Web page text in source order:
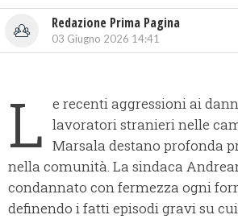
Redazione Prima Pagina
03 Giugno 2026 14:41
L e recenti aggressioni ai
lavoratori stranieri nelle
Marsala destano profonda
nella comunità. La sindaca
condannato con fermezza ogni
definendo i fatti episodi gravi su